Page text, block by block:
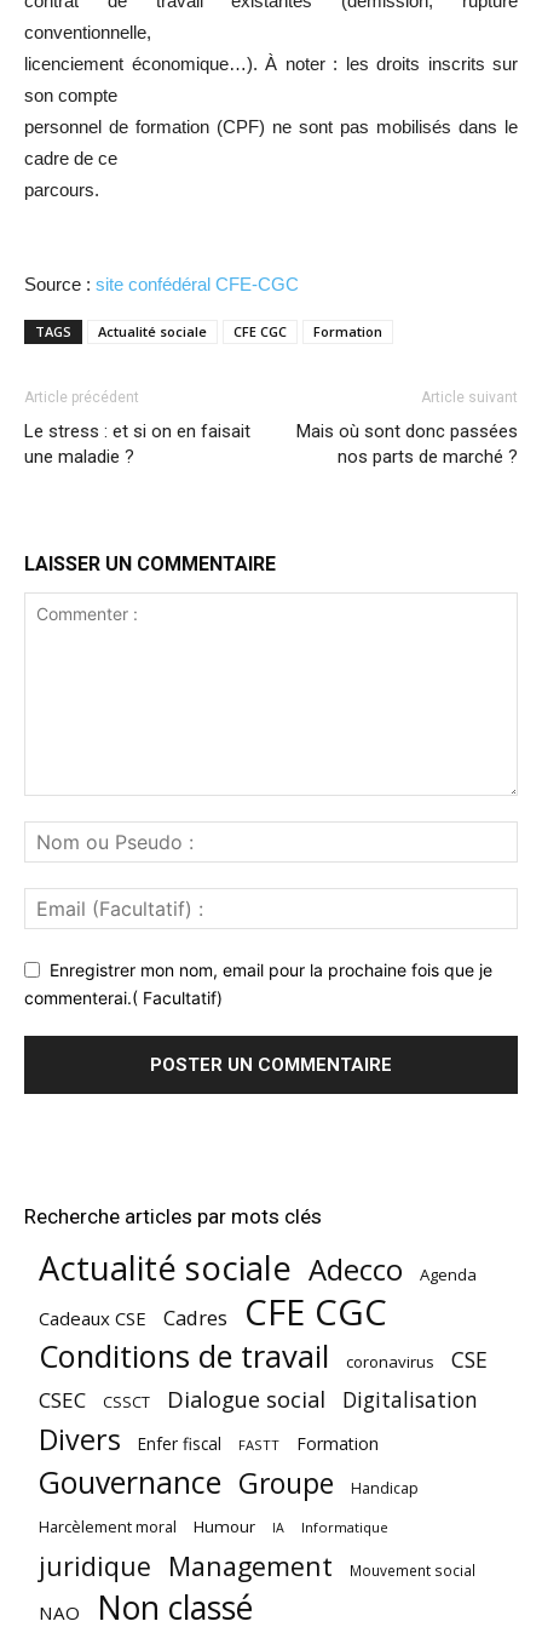
conventionnelle,
licenciement économique…). À noter : les droits inscrits sur
son compte
personnel de formation (CPF) ne sont pas mobilisés dans le
cadre de ce
parcours.
Source : site confédéral CFE-CGC
TAGS Actualité sociale CFE CGC Formation
Article précédent
Le stress : et si on en faisait
une maladie ?
Article suivant
Mais où sont donc passées
nos parts de marché ?
LAISSER UN COMMENTAIRE
Enregistrer mon nom, email pour la prochaine fois que je
commenterai.( Facultatif)
Recherche articles par mots clés
Actualité sociale Adecco Agenda
Cadeaux CSE Cadres CFE CGC
Conditions de travail coronavirus CSE
CSEC CSSCT Dialogue social Digitalisation
Divers Enfer fiscal FASTT Formation
Gouvernance Groupe Handicap
Harcèlement moral Humour IA Informatique
juridique Management Mouvement social
NAO Non classé